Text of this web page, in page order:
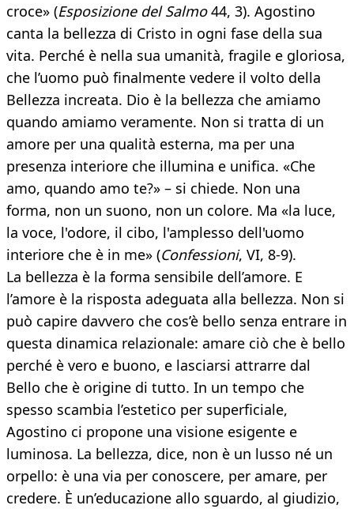
croce» (Esposizione del Salmo44, 3). Agostino
canta la bellezza di Cristo in ogni fase della sua
vita. Perché è nella sua umanità, fragile e gloriosa,
che l’uomo può finalmente vedere il volto della
Bellezza increata. Dio è la bellezza che amiamo
quando amiamo veramente. Non si tratta di un
amore per una qualità esterna, ma per una
presenza interiore che illumina e unifica. «Che
amo, quando amo te?» – si chiede. Non una
forma, non un suono, non un colore. Ma «la luce,
la voce, l'odore, il cibo, l'amplesso dell'uomo
interiore che è in me» (Confessioni, VI, 8-9).
La bellezza è la forma sensibile dell’amore. E
l’amore è la risposta adeguata alla bellezza. Non si
può capire davvero che cos’è bello senza entrare in
questa dinamica relazionale: amare ciò che è bello
perché è vero e buono, e lasciarsi attrarre dal
Bello che è origine di tutto. In un tempo che
spesso scambia l’estetico per superficiale,
Agostino ci propone una visione esigente e
luminosa. La bellezza, dice, non è un lusso né un
orpello: è una via per conoscere, per amare, per
credere. È un’educazione allo sguardo, al giudizio,